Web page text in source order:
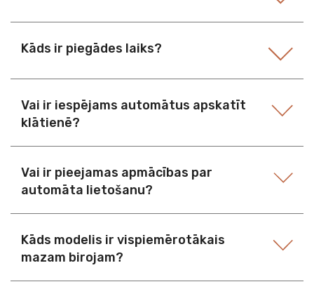
Kāds ir piegādes laiks?
Vai ir iespējams automātus apskatīt
klātienē?
Vai ir pieejamas apmācības par
automāta lietošanu?
Kāds modelis ir vispiemērotākais
mazam birojam?